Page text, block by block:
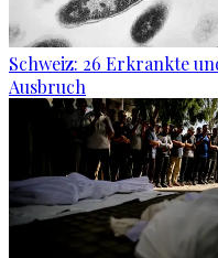
Schweiz: 26 Erkrankte
Ausbruch